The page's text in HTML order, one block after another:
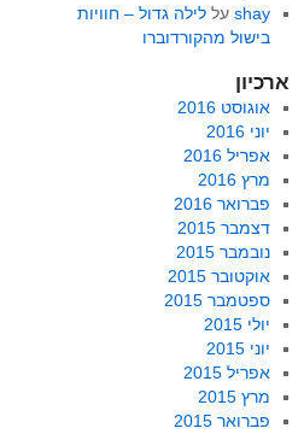
shayעל לילה גדול – חוויות
בישול מהקורדוברו
ארכיון
אוגוסט 2016
יוני 2016
אפריל 2016
מרץ 2016
פברואר 2016
דצמבר 2015
נובמבר 2015
אוקטובר 2015
ספטמבר 2015
יולי 2015
יוני 2015
אפריל 2015
מרץ 2015
פברואר 2015